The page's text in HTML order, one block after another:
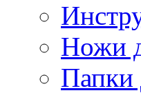
Ножи
Папки